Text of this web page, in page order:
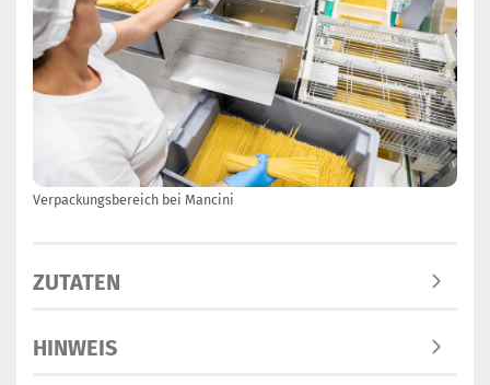
Verpackungsbereich bei Mancini
ZUTATEN
HINWEIS